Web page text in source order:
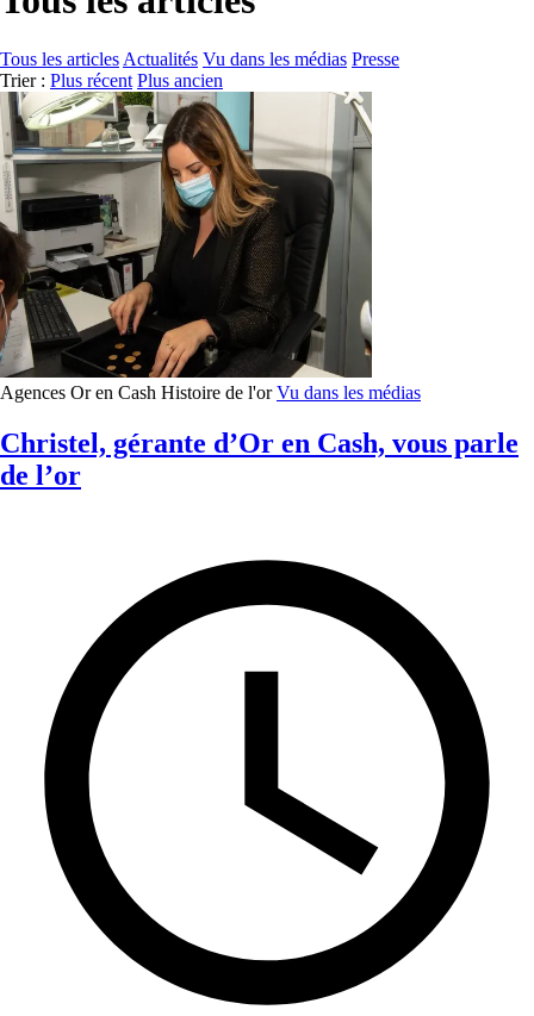
Tous les articles Actualités Vu dans les médias Presse
Trier : Plus récent Plus ancien
Agences Or en Cash Histoire de l'or Vu dans les médias
Christel, gérante d’Or en Cash, vous parle
de l’or